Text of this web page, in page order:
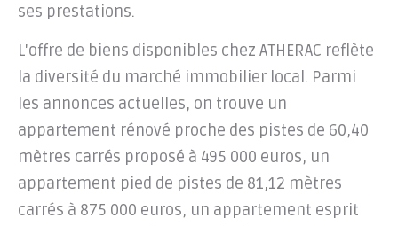
ses prestations.
L'offre de biens disponibles chez ATHERAC reflète
la diversité du marché immobilier local. Parmi
les annonces actuelles, on trouve un
appartement rénové proche des pistes de 60,40
mètres carrés proposé à 495 000 euros, un
appartement pied de pistes de 81,12 mètres
carrés à 875 000 euros, un appartement esprit